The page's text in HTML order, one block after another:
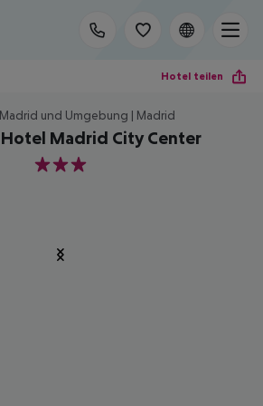
Hotel teilen
und Umgebung | Madrid
Madrid City Center
3